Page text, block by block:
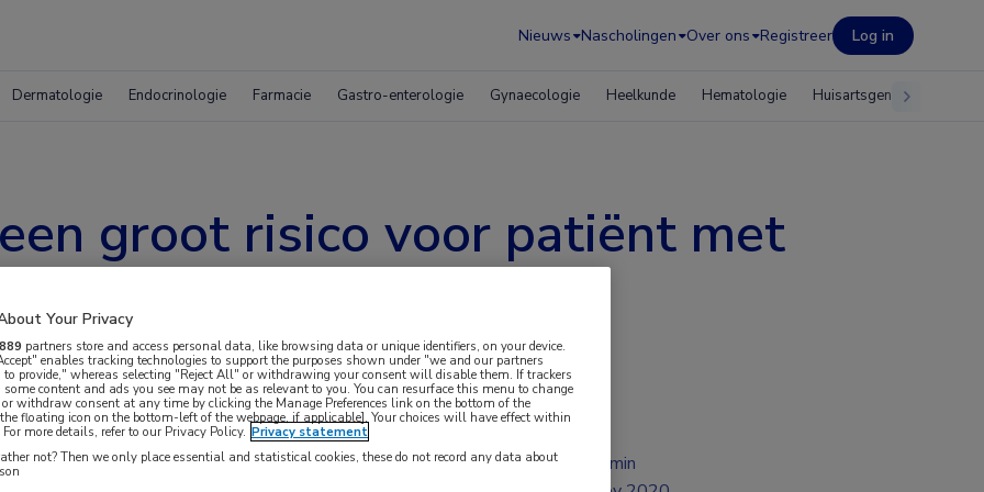
Nieuws Nascholingen Over ons Registreer Log in
Dermatologie Endocrinologie Farmacie Gastro-enterologie Gynaecologie Heelkunde Hematologie Huisartsgeneeskunde
groot risico voor patiënt met
het niet nodig om vrouwen met een
2 min
Your Privacy
889 partners store and access personal data, like browsing data or unique identifiers, on your device.
enables tracking technologies to support the purposes shown under "we and our partners
to provide," whereas selecting "Reject All" or withdrawing your consent will disable them. If trackers
some content and ads you see may not be as relevant to you. You can resurface this menu to change
or withdraw consent at any time by clicking the Manage Preferences link on the bottom of the
floating icon on the bottom-left of the webpage, if applicable]. Your choices will have effect within
more details, refer to our Privacy Policy. Privacy statement
not? Then we only place essential and statistical cookies, these do not record any data about